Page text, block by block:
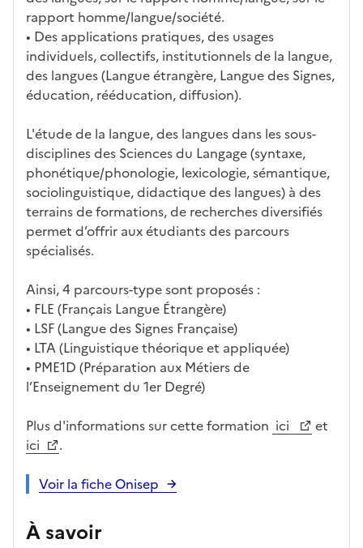
rapport homme/langue/société.
• Des applications pratiques, des usages
individuels, collectifs, institutionnels de la langue,
des langues (Langue étrangère, Langue des Signes,
éducation, rééducation, diffusion).
L'étude de la langue, des langues dans les sous-
disciplines des Sciences du Langage (syntaxe,
phonétique/phonologie, lexicologie, sémantique,
sociolinguistique, didactique des langues) à des
terrains de formations, de recherches diversifiés
permet d’offrir aux étudiants des parcours
spécialisés.
Ainsi, 4 parcours-type sont proposés :
• FLE (Français Langue Étrangère)
• LSF (Langue des Signes Française)
• LTA (Linguistique théorique et appliquée)
• PME1D (Préparation aux Métiers de
l’Enseignement du 1er Degré)
Plus d'informations sur cette formation ici
et
ici
.
Voir la fiche Onisep
À savoir